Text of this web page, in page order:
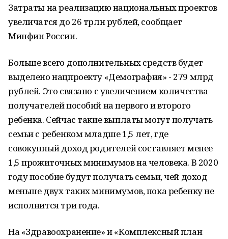
Затраты на реализацию национальных проектов
увеличатся до 26 трлн рублей, сообщает
Минфин России.
Больше всего дополнительных средств будет
выделено нацпроекту «Демография» - 279 млрд
рублей. Это связано с увеличением количества
получателей пособий на первого и второго
ребенка. Сейчас такие выплаты могут получать
семьи с ребенком младше 1,5 лет, где
совокупный доход родителей составляет менее
1,5 прожиточных минимумов на человека. В 2020
году пособие будут получать семьи, чей доход
меньше двух таких минимумов, пока ребенку не
исполнится три года.
На «Здравоохранение» и «Комплексный план